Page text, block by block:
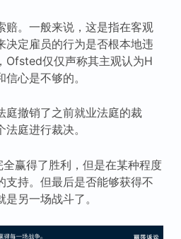
赔。一般来说，这是指在客观
决定雇员的行为是否根本地违
Ofsted仅仅声称其主观认为H
心是不够的。
庭撤销了之前就业法庭的裁
庭进行裁决。
赢得了胜利，但是在某种程度
支持。但最后是否能够获得不
另一场战斗了。